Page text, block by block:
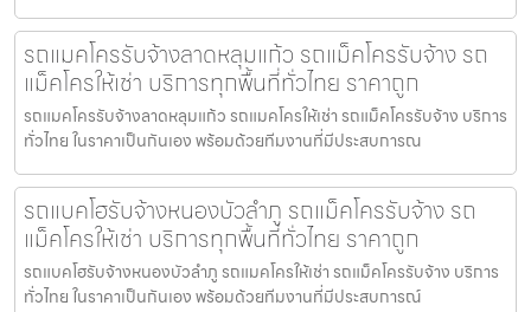
รถแมคโครรับจ้างลาดหลุมแก้ว รถแม็คโครรับจ้าง รถ
แม็คโครให้เช่า บริการทุกพื้นที่ทั่วไทย ราคาถูก
รถแมคโครรับจ้างลาดหลุมแก้ว รถแมคโครให้เช่า รถแม็คโครรับจ้าง บริการ
ทั่วไทย ในราคาเป็นกันเอง พร้อมด้วยทีมงานที่มีประสบการณ
รถแบคโฮรับจ้างหนองบัวลำภู รถแม็คโครรับจ้าง รถ
แม็คโครให้เช่า บริการทุกพื้นที่ทั่วไทย ราคาถูก
รถแบคโฮรับจ้างหนองบัวลำภู รถแมคโครให้เช่า รถแม็คโครรับจ้าง บริการ
ทั่วไทย ในราคาเป็นกันเอง พร้อมด้วยทีมงานที่มีประสบการณ์